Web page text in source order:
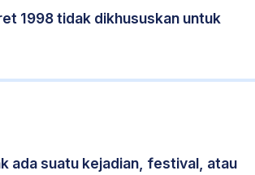
1998 tidak dikhususkan untuk
ada suatu kejadian, festival, atau